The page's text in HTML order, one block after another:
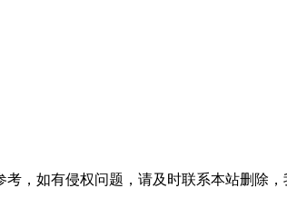
，如有侵权问题，请及时联系本站删除，